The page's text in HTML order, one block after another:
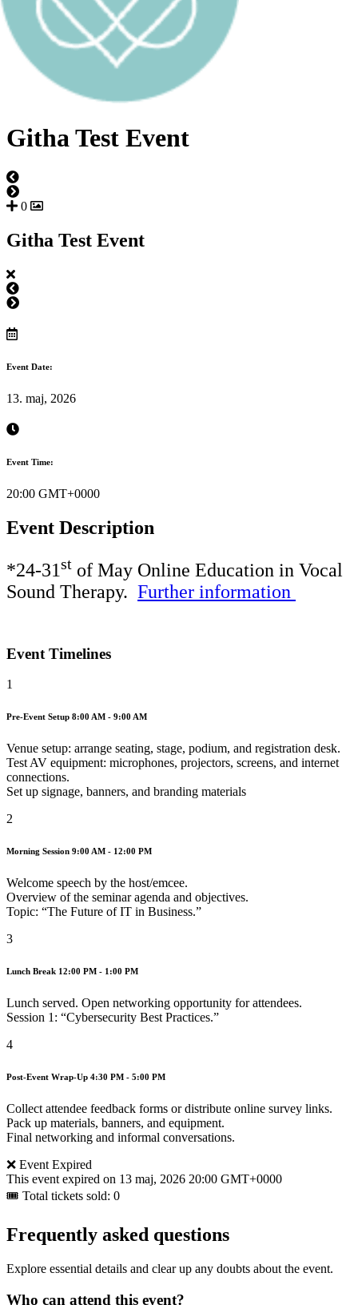
Githa Test Event
0
Githa Test Event
Event Date:
13. maj, 2026
Event Time:
20:00 GMT+0000
Event Description
*24-31st of May Online Education in Vocal
Sound Therapy. Further information
Event Timelines
1
Pre-Event Setup 8:00 AM - 9:00 AM
Venue setup: arrange seating, stage, podium, and registration desk.
Test AV equipment: microphones, projectors, screens, and internet
connections.
Set up signage, banners, and branding materials
2
Morning Session 9:00 AM - 12:00 PM
Welcome speech by the host/emcee.
Overview of the seminar agenda and objectives.
Topic: “The Future of IT in Business.”
3
Lunch Break 12:00 PM - 1:00 PM
Lunch served. Open networking opportunity for attendees.
Session 1: “Cybersecurity Best Practices.”
4
Post-Event Wrap-Up 4:30 PM - 5:00 PM
Collect attendee feedback forms or distribute online survey links.
Pack up materials, banners, and equipment.
Final networking and informal conversations.
❌ Event Expired
This event expired on 13 maj, 2026 20:00 GMT+0000
🎟 Total tickets sold: 0
Frequently asked questions
Explore essential details and clear up any doubts about the event.
Who can attend this event?